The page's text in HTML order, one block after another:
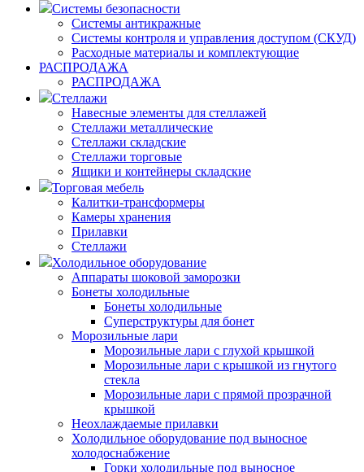
Системы безопасности
Системы антикражные
Системы контроля и управления доступом (СКУД)
Расходные материалы и комплектующие
РАСПРОДАЖА
РАСПРОДАЖА
Стеллажи
Навесные элементы для стеллажей
Стеллажи металлические
Стеллажи складские
Стеллажи торговые
Ящики и контейнеры складские
Торговая мебель
Калитки-трансформеры
Камеры хранения
Прилавки
Стеллажи
Холодильное оборудование
Аппараты шоковой заморозки
Бонеты холодильные
Бонеты холодильные
Суперструктуры для бонет
Морозильные лари
Морозильные лари с глухой крышкой
Морозильные лари с крышкой из гнутого
стекла
Морозильные лари с прямой прозрачной
крышкой
Неохлаждаемые прилавки
Холодильное оборудование под выносное
холодоснабжение
Горки холодильные под выносное